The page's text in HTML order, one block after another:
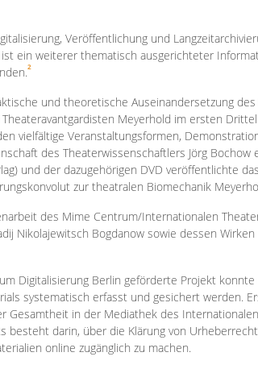
Veröffentlichung und
ist ein weiterer thematisch ausgerichteter
2
und theoretische Auseinandersetzung
Meyerhold im ersten
vielfältige Veranstaltungsformen,
des Theaterwissenschaftlers Jörg Bochow
und der dazugehörigen DVD veröffentlichte
zur theatralen Biomechanik
eit des Mime Centrum/Internationalen
Nikolajewitsch Bogdanow sowie dessen
Digitalisierung Berlin geförderte Projekt
systematisch erfasst und gesichert werden.
in der Mediathek des
besteht darin, über die Klärung von
online zugänglich zu machen.